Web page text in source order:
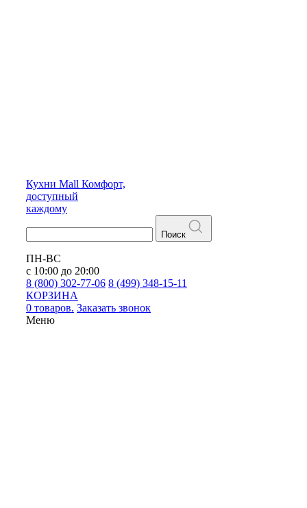
Кухни Mall Комфорт,
доступный
каждому
Поиск
ПН-ВС
с 10:00 до 20:00
8 (800) 302-77-06 8 (499) 348-15-11
КОРЗИНА
0 товаров. Заказать звонок
Меню